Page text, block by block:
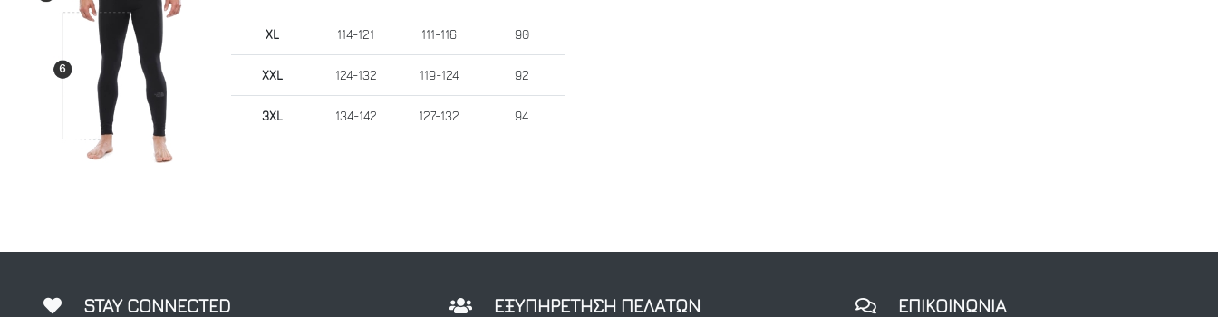
XL 114-121 111-116 90
XXL 124-132 119-124 92
3XL 134-142 127-132 94
STAY CONNECTED ΕΞΥΠΗΡΕΤΗΣΗ ΠΕΛΑΤΩΝ ΕΠΙΚΟΙΝΩΝΙΑ